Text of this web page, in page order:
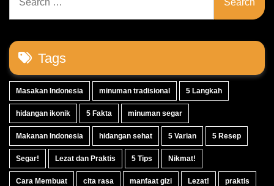
for:
Tags
Masakan Indonesia minuman tradisional 5 Langkah
hidangan ikonik 5 Fakta minuman segar
Makanan Indonesia hidangan sehat 5 Varian 5 Resep
Segar! Lezat dan Praktis 5 Tips Nikmat!
Cara Membuat cita rasa manfaat gizi Lezat! praktis